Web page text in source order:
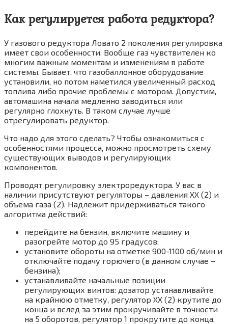
Как регулируется работа редуктора?
У газового редуктора Ловато 2 поколения регулировка
имеет свои особенности. Вообще газ чувствителен ко
многим важным моментам и изменениям в работе
системы. Бывает, что газобаллонное оборудование
установили, но потом наметился увеличенный расход
топлива либо прочие проблемы с мотором. Допустим,
автомашина начала медленно заводиться или
регулярно глохнуть. В таком случае лучше
отрегулировать редуктор.
Что надо для этого сделать? Чтобы ознакомиться с
особенностями процесса, можно просмотреть схему
существующих выводов и регулирующих
компонентов.
Проводят регулировку электроредуктора. У вас в
наличии присутствуют регуляторы – давления ХХ (2) и
объема газа (2). Надлежит придерживаться такого
алгоритма действий:
перейдите на бензин, включите машину и
разогрейте мотор до 95 градусов;
установите обороты на отметке 900-1100 об/мин и
отключайте подачу горючего (в данном случае –
бензина);
устанавливайте начальные позиции
регулирующих винтов: дозатор устанавливайте
на крайнюю отметку, регулятор ХХ (2) крутите до
конца и вслед за этим прокручивайте в точности
на 5 оборотов, регулятор 1 прокрутите до конца.